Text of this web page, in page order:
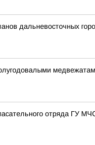
дальневосточных
отряда ГУ